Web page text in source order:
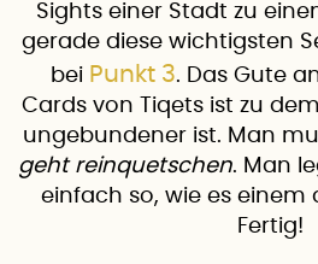
Sights einer Stadt zu
gerade diese wichtigsten
bei Punkt 3. Das Gute
Cards von Tiqets ist zu
ungebundener ist. Man
geht reinquetschen. Man
einfach so, wie es einem
Fertig!